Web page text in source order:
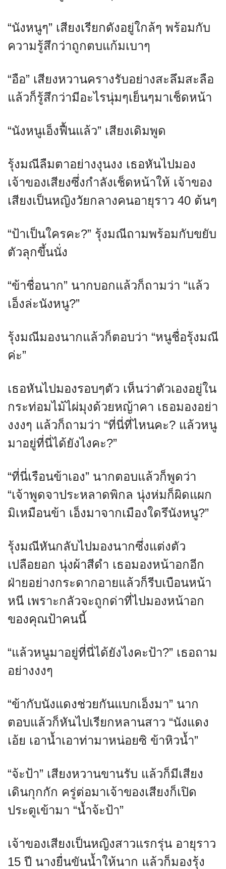
“นังหนูๆ” เสียงเรียกดังอยู่ใกล้ๆ พร้อมกับ
ความรู้สึกว่าถูกตบแก้มเบาๆ
“อือ” เสียงหวานครางรับอย่างสะลึมสะลือ
แล้วก็รู้สึกว่ามีอะไรนุ่มๆเย็นๆมาเช็ดหน้า
“นังหนูเอ็งฟื้นแล้ว” เสียงเดิมพูด
รุ้งมณีลืมตาอย่างงุนงง เธอหันไปมอง
เจ้าของเสียงซึ่งกำลังเช็ดหน้าให้ เจ้าของ
เสียงเป็นหญิงวัยกลางคนอายุราว 40 ต้นๆ
“ป้าเป็นใครคะ?” รุ้งมณีถามพร้อมกับขยับ
ตัวลุกขึ้นนั่ง
“ข้าชื่อนาก” นากบอกแล้วก็ถามว่า “แล้ว
เอ็งล่ะนังหนู?”
รุ้งมณีมองนากแล้วก็ตอบว่า “หนูชื่อรุ้งมณี
ค่ะ”
เธอหันไปมองรอบๆตัว เห็นว่าตัวเองอยู่ใน
กระท่อมไม้ไผ่มุงด้วยหญ้าคา เธอมองอย่า
งงงๆ แล้วก็ถามว่า “ที่นี่ที่ไหนคะ? แล้วหนู
มาอยู่ที่นี่ได้ยังไงคะ?”
“ที่นี่เรือนข้าเอง” นากตอบแล้วก็พูดว่า
“เจ้าพูดจาประหลาดพิกล นุ่งห่มก็ผิดแผก
มิเหมือนข้า เอ็งมาจากเมืองใดรึนังหนู?”
รุ้งมณีหันกลับไปมองนากซึ่งแต่งตัว
เปลือยอก นุ่งผ้าสีดำ เธอมองหน้าอกอีก
ฝ่ายอย่างกระดากอายแล้วก็รีบเบือนหน้า
หนี เพราะกลัวจะถูกด่าที่ไปมองหน้าอก
ของคุณป้าคนนี้
“แล้วหนูมาอยู่ที่นี่ได้ยังไงคะป้า?” เธอถาม
อย่างงงๆ
“ข้ากับนังแดงช่วยกันแบกเอ็งมา” นาก
ตอบแล้วก็หันไปเรียกหลานสาว “นังแดง
เอ้ย เอาน้ำเอาท่ามาหน่อยซิ ข้าหิวน้ำ”
“จ้ะป้า” เสียงหวานขานรับ แล้วก็มีเสียง
เดินกุกกัก ครู่ต่อมาเจ้าของเสียงก็เปิด
ประตูเข้ามา “น้ำจ้ะป้า”
เจ้าของเสียงเป็นหญิงสาวแรกรุ่น อายุราว
15 ปี นางยื่นขันน้ำให้นาก แล้วก็มองรุ้ง